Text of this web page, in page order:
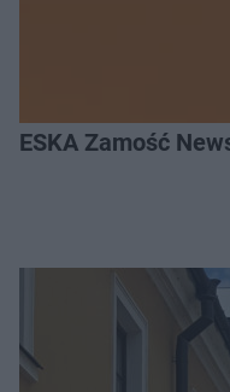
ESKA Zamość